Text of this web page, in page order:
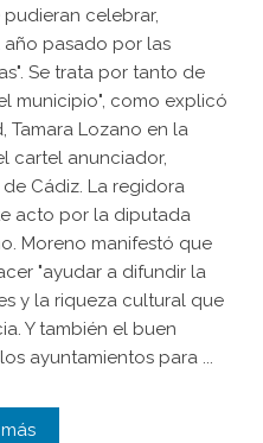
celebrar,
pasado por las
Se trata por tanto de
municipio", como explicó
Tamara Lozano en la
cartel anunciador,
Cádiz. La regidora
acto por la diputada
Moreno manifestó que
"ayudar a difundir la
y la riqueza cultural que
Y también el buen
ayuntamientos para ...